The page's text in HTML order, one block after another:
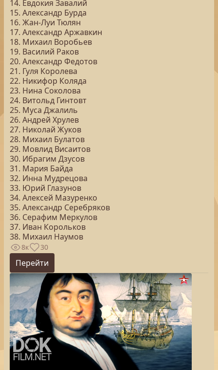
14. Евдокия Завалий
15. Александр Бурда
16. Жан-Луи Тюлян
17. Александр Аржавкин
18. Михаил Воробьев
19. Василий Раков
20. Александр Федотов
21. Гуля Королева
22. Никифор Коляда
23. Нина Соколова
24. Витольд Гинтовт
25. Муса Джалиль
26. Андрей Хрулев
27. Николай Жуков
28. Михаил Булатов
29. Мовлид Висаитов
30. Ибрагим Дзусов
31. Мария Байда
32. Инна Мудрецова
33. Юрий Глазунов
34. Алексей Мазуренко
35. Александр Серебряков
36. Серафим Меркулов
37. Иван Корольков
38. Михаил Наумов
8к 30
Перейти